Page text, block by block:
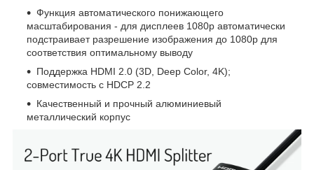
Функция автоматического понижающего
масштабирования - для дисплеев 1080p автоматически
подстраивает разрешение изображения до 1080p для
соответствия оптимальному выводу
Поддержка HDMI 2.0 (3D, Deep Color, 4K);
совместимость с HDCP 2.2
Качественный и прочный алюминиевый
металлический корпус